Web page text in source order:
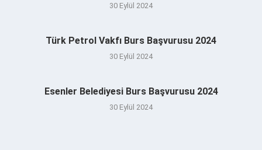
30 Eylül 2024
Türk Petrol Vakfı Burs Başvurusu 2024
30 Eylül 2024
Esenler Belediyesi Burs Başvurusu 2024
30 Eylül 2024